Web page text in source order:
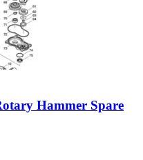
Hammer Spare